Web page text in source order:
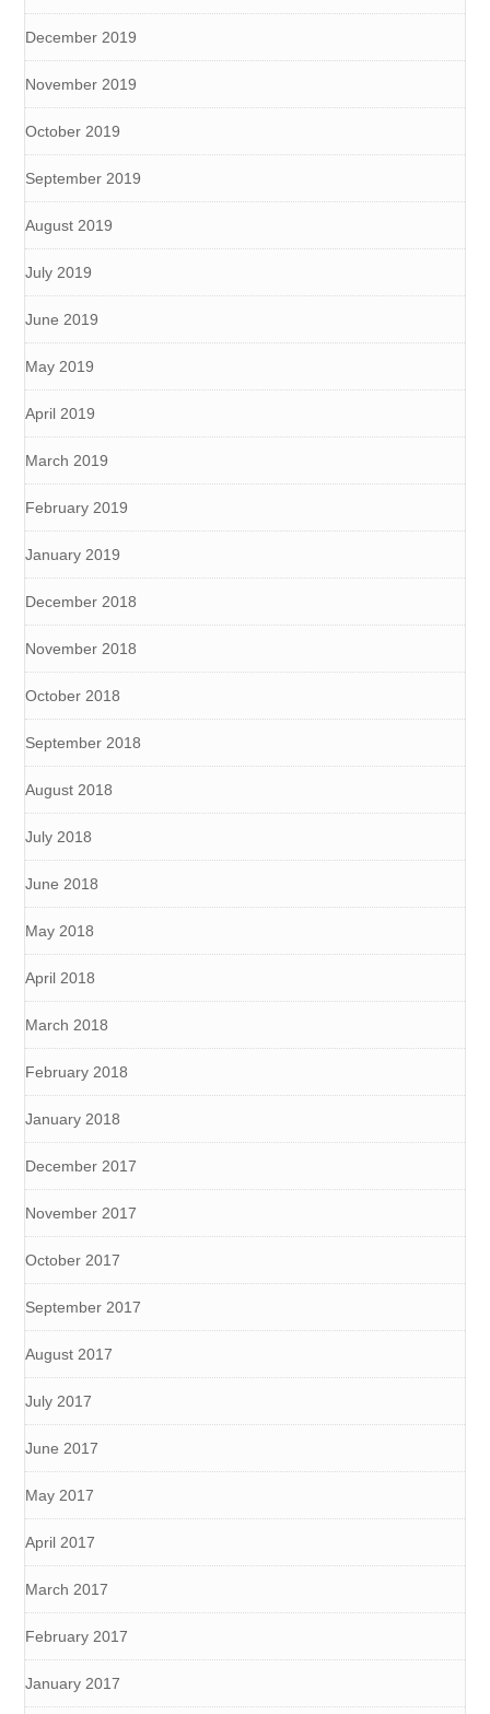
December 2019
November 2019
October 2019
September 2019
August 2019
July 2019
June 2019
May 2019
April 2019
March 2019
February 2019
January 2019
December 2018
November 2018
October 2018
September 2018
August 2018
July 2018
June 2018
May 2018
April 2018
March 2018
February 2018
January 2018
December 2017
November 2017
October 2017
September 2017
August 2017
July 2017
June 2017
May 2017
April 2017
March 2017
February 2017
January 2017